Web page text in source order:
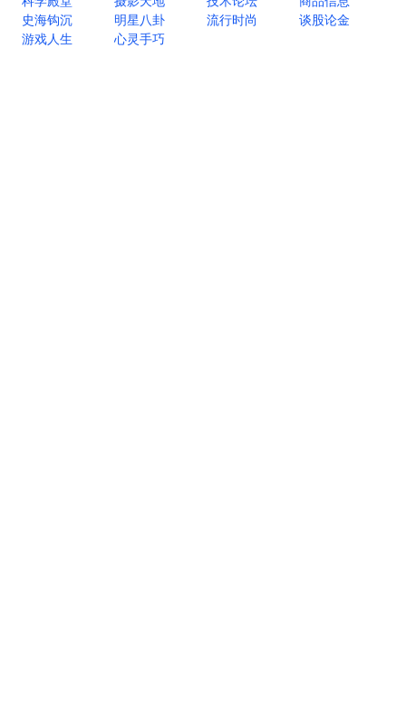
史海钩沉
明星八卦 流行时尚
谈股论金
游戏人生
心灵手巧